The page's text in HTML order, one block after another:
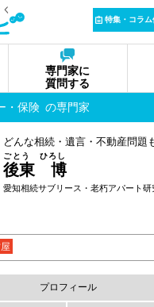
特集・コラム
専門家に
質問する
・保険 の専門家
どんな相続・遺言・不動産問題
後東 博
ごとう ひろし
愛知相続サブリース・老朽アパート研
プロフィール